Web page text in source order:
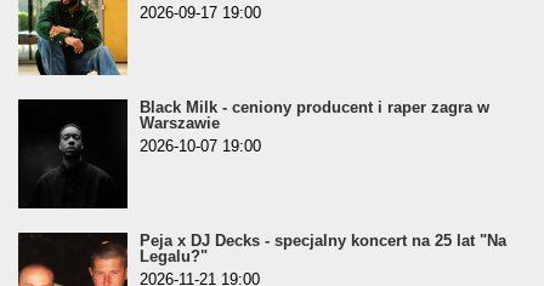
2026-09-17 19:00
Black Milk - ceniony producent i raper zagra w
Warszawie
2026-10-07 19:00
Peja x DJ Decks - specjalny koncert na 25 lat "Na
Legalu?"
2026-11-21 19:00